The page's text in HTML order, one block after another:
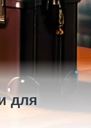
для